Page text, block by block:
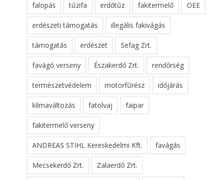
falopás tűzifa erdőtűz fakitermelő OEE
erdészeti támogatás illegális fakivágás
támogatás erdészet Sefag Zrt.
favágó verseny Északerdő Zrt. rendőrség
természetvédelem motorfűrész időjárás
klímaváltozás fatolvaj faipar
fakitermelő verseny
ANDREAS STIHL Kereskedelmi Kft. favágás
Mecsekerdő Zrt. Zalaerdő Zrt.